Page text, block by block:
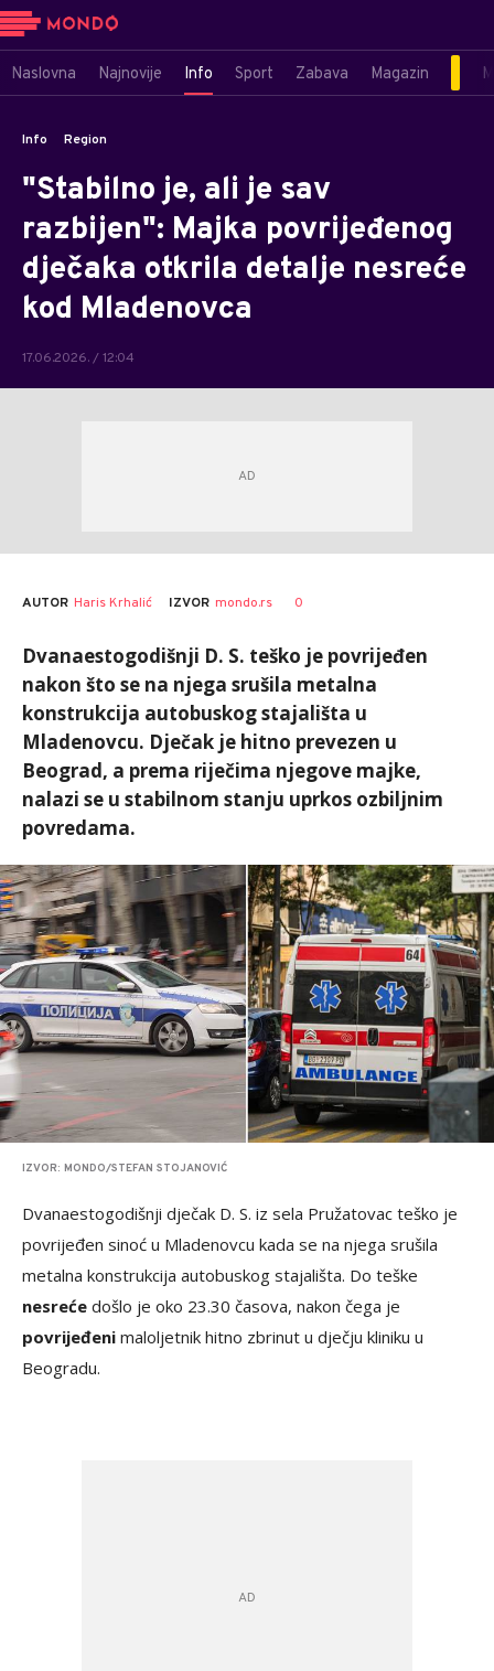
Naslovna Najnovije Info Sport Zabava Magazin
Info Region
"Stabilno je, ali je sav
razbijen": Majka povrijeđenog
dječaka otkrila detalje nesreće
kod Mladenovca
17.06.2026. / 12:04
AUTOR Haris Krhalić IZVOR mondo.rs 0
Dvanaestogodišnji D. S. teško je povrijeđen
nakon što se na njega srušila metalna
konstrukcija autobuskog stajališta u
Mladenovcu. Dječak je hitno prevezen u
Beograd, a prema riječima njegove majke,
nalazi se u stabilnom stanju uprkos ozbiljnim
povredama.
IZVOR: MONDO/STEFAN STOJANOVIĆ
Dvanaestogodišnji dječak D. S. iz sela Pružatovac teško je
povrijeđen sinoć u Mladenovcu kada se na njega srušila
metalna konstrukcija autobuskog stajališta. Do teške
nesreće došlo je oko 23.30 časova, nakon čega je
povrijeđeni maloljetnik hitno zbrinut u dječju kliniku u
Beogradu.